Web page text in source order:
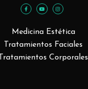
Medicina Estética
Tratamientos Faciales
Tratamientos Corporales